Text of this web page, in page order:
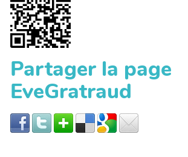
Partager la page
EveGratraud